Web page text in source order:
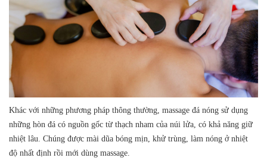
Khác với những phương pháp thông thường, massage đá nóng sử dụng
những hòn đá có nguồn gốc từ thạch nham của núi lửa, có khả năng giữ
nhiệt lâu. Chúng được mài dũa bóng mịn, khử trùng, làm nóng ở nhiệt
độ nhất định rồi mới dùng massage.